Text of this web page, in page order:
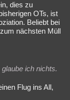
dies zu
OTs, ist
Beliebt bei
nächsten Müll
ich nichts.
Flug ins All,